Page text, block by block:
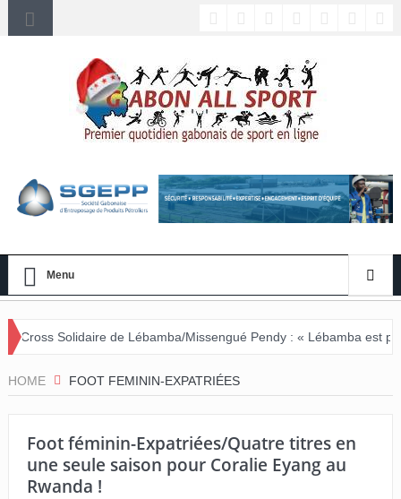
Menu
de Lébamba/Missengué Pendy : « Lébamba est prêt à
HOME FOOT FEMININ-EXPATRIÉES
Foot féminin-Expatriées/Quatre titres en
une seule saison pour Coralie Eyang au
Rwanda !